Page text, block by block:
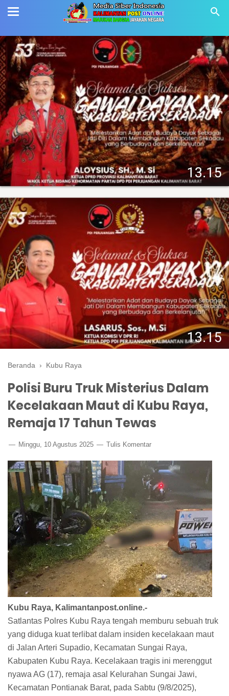
Beranda › Kubu Raya
Polisi Buru Truk Misterius Dalam
Kecelakaan Maut di Kubu Raya,
Remaja 17 Tahun Tewas
Minggu, 10 Agustus 2025 Tulis Komentar
Kubu Raya, Kalimantanpost.online.-
Satlantas Polres Kubu Raya tengah memburu sebuah truk
yang diduga kuat terlibat dalam insiden kecelakaan maut
di Jalan Arteri Supadio, Kecamatan Sungai Raya,
Kabupaten Kubu Raya. Kecelakaan tragis ini merenggut
nyawa AG (17), remaja asal Kelurahan Sungai Jawi,
Kecamatan Pontianak Barat, pada Sabtu (9/8/2025),